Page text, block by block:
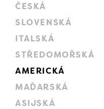
ČESKÁ
SLOVENSKÁ
ITALSKÁ
STŘEDOMOŘSKÁ
AMERICKÁ
MAĎARSKÁ
ASIJSKÁ